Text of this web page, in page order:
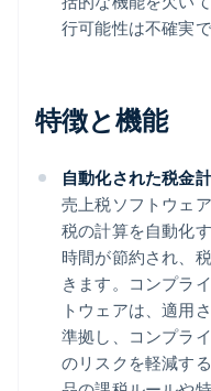
行可能性は不確実で
特徴と機能
自動化された税金
売上税ソフトウェ
税の計算を自動化
時間が節約され、
きます。コンプラ
トウェアは、適用
準拠し、コンプラ
のリスクを軽減す